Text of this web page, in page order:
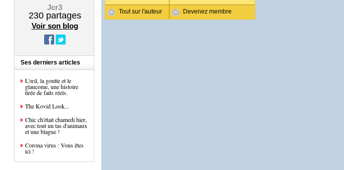
Jcr3
230partages
Voir son blog
Ses derniers articles
L'œil, la goutte et le
glaucome, une histoire
tirée de faits réels.
The Kovid Look...
Chic ch'était chamedi hier,
avec tout un tas d'animaux
et une blague !
Corona virus : Vous êtes
ici !
Tout sur l'auteur Devenez membre